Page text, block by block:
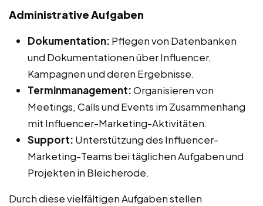
Administrative Aufgaben
Dokumentation: Pflegen von Datenbanken
und Dokumentationen über Influencer,
Kampagnen und deren Ergebnisse.
Terminmanagement:Organisieren von
Meetings, Calls und Events im Zusammenhang
mit Influencer-Marketing-Aktivitäten.
Support: Unterstützung des Influencer-
Marketing-Teams bei täglichen Aufgaben und
Projekten in Bleicherode.
Durch diese vielfältigen Aufgaben stellen